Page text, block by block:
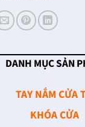
DANH MỤC SẢN
TAY NẮM CỬA
KHÓA CỬA